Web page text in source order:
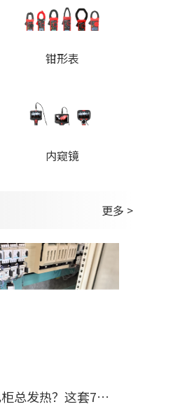
钳形表
内窥镜
更多 >
造纸厂电机/电柜总发热？这套7×24h在线监测方案帮你“扼杀”热隐患！